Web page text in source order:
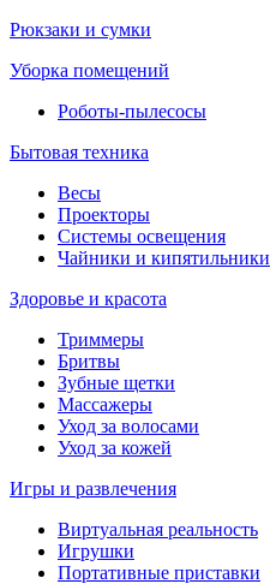
Рюкзаки и сумки
Уборка помещений
Роботы-пылесосы
Бытовая техника
Весы
Проекторы
Системы освещения
Чайники и кипятильники
Здоровье и красота
Триммеры
Бритвы
Зубные щетки
Массажеры
Уход за волосами
Уход за кожей
Игры и развлечения
Виртуальная реальность
Игрушки
Портативные приставки